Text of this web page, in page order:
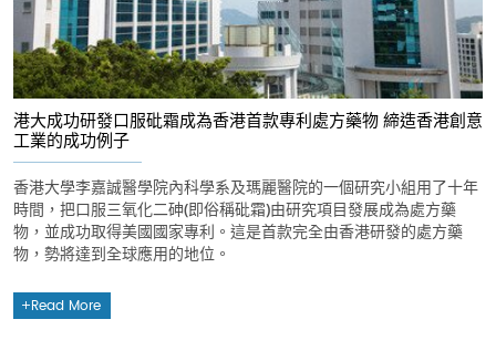
港大成功研發口服砒霜成為香港首款專利處方藥物 締造香港創意
工業的成功例子
香港大學李嘉誠醫學院內科學系及瑪麗醫院的一個研究小組用了十年
時間，把口服三氧化二砷(即俗稱砒霜)由研究項目發展成為處方藥
物，並成功取得美國國家專利。這是首款完全由香港研發的處方藥
物，勢將達到全球應用的地位。
Read More